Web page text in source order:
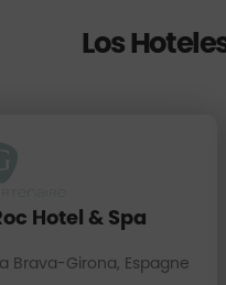
Los
Hotel & Spa
Brava-Girona, Espagne